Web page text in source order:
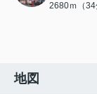
2680ｍ（34
地図